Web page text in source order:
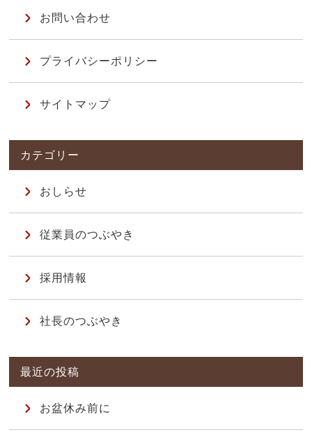
お問い合わせ
プライバシーポリシー
サイトマップ
おしらせ
従業員のつぶやき
採用情報
社長のつぶやき
お盆休み前に